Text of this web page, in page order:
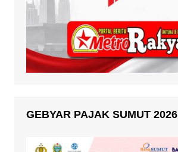
GEBYAR PAJAK SUMUT 2026